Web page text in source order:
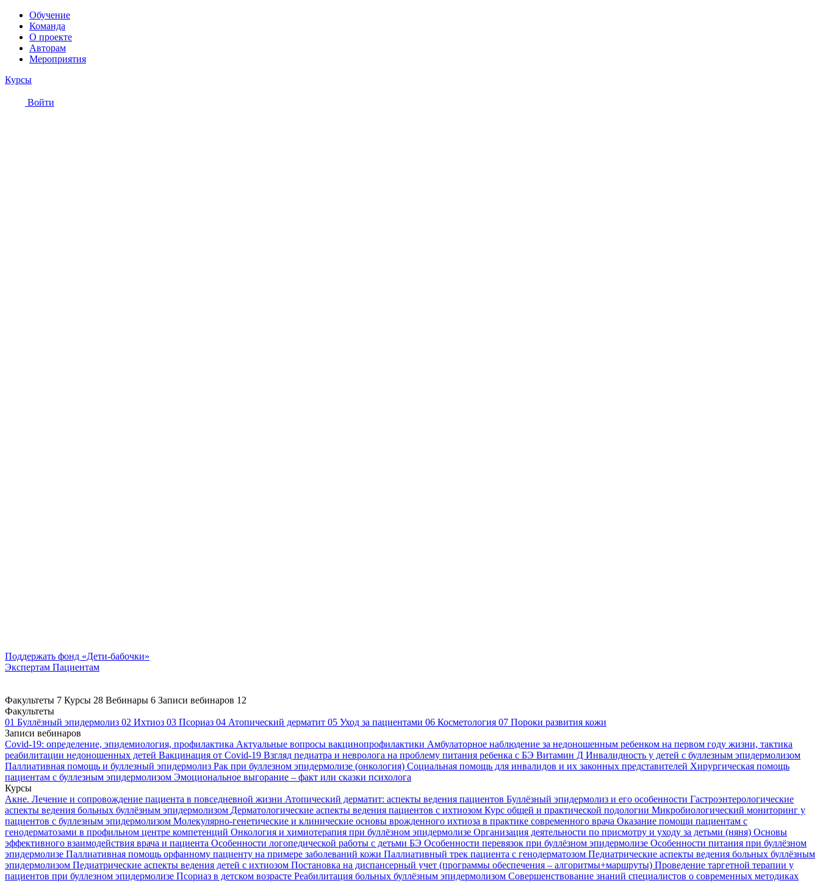
Обучение
Команда
О проекте
Авторам
Мероприятия
Курсы
Войти
Поддержать фонд «Дети-бабочки»
Экспертам Пациентам
Факультеты 7 Курсы 28 Вебинары 6 Записи вебинаров 12
Факультеты
01 Буллёзный эпидермолиз 02 Ихтиоз 03 Псориаз 04 Атопический дерматит 05 Уход за пациентами 06 Косметология 07 Пороки развития кожи
Записи вебинаров
Covid-19: определение, эпидемиология, профилактика Актуальные вопросы вакцинопрофилактики Амбулаторное наблюдение за недоношенным ребенком на первом году жизни, тактика
реабилитации недоношенных детей Вакцинация от Covid-19 Взгляд педиатра и невролога на проблему питания ребенка с БЭ Витамин Д Инвалидность у детей с буллезным эпидермолизом
Паллиативная помощь и буллезный эпидермолиз Рак при буллезном эпидермолизе (онкология) Социальная помощь для инвалидов и их законных представителей Хирургическая помощь
пациентам с буллезным эпидермолизом Эмоциональное выгорание – факт или сказки психолога
Курсы
Акне. Лечение и сопровождение пациента в повседневной жизни Атопический дерматит: аспекты ведения пациентов Буллёзный эпидермолиз и его особенности Гастроэнтерологические
аспекты ведения больных буллёзным эпидермолизом Дерматологические аспекты ведения пациентов с ихтиозом Курс общей и практической подологии Микробиологический мониторинг у
пациентов с буллезным эпидермолизом Молекулярно-генетические и клинические основы врожденного ихтиоза в практике современного врача Оказание помощи пациентам с
генодерматозами в профильном центре компетенций Онкология и химиотерапия при буллёзном эпидермолизе Организация деятельности по присмотру и уходу за детьми (няня) Основы
эффективного взаимодействия врача и пациента Особенности логопедической работы с детьми БЭ Особенности перевязок при буллёзном эпидермолизе Особенности питания при буллёзном
эпидермолизе Паллиативная помощь орфанному пациенту на примере заболеваний кожи Паллиативный трек пациента с генодерматозом Педиатрические аспекты ведения больных буллёзным
эпидермолизом Педиатрические аспекты ведения детей с ихтиозом Постановка на диспансерный учет (программы обеспечения – алгоритмы+маршруты) Проведение таргетной терапии у
пациентов при буллезном эпидермолизе Псориаз в детском возрасте Реабилитация больных буллёзным эпидермолизом Совершенствование знаний специалистов о современных методиках